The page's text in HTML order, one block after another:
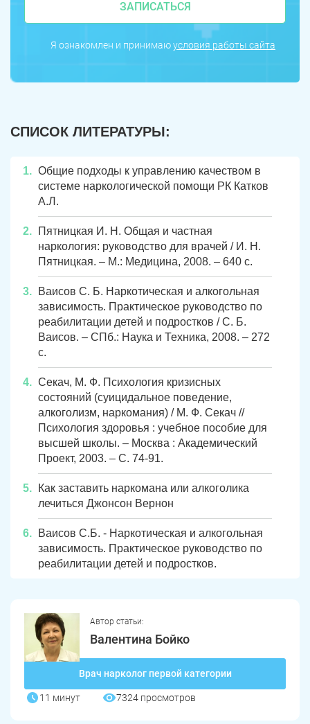
ЗАПИСАТЬСЯ
Я ознакомлен и принимаюусловия работы сайта
СПИСОК ЛИТЕРАТУРЫ:
Общие подходы к управлению качеством в
системе наркологической помощи РК Катков
А.Л.
Пятницкая И. Н. Общая и частная
наркология: руководство для врачей / И. Н.
Пятницкая. – М.: Медицина, 2008. – 640 с.
Ваисов С. Б. Наркотическая и алкогольная
зависимость. Практическое руководство по
реабилитации детей и подростков / С. Б.
Ваисов. – СПб.: Наука и Техника, 2008. – 272
с.
Секач, М. Ф. Психология кризисных
состояний (суицидальное поведение,
алкоголизм, наркомания) / М. Ф. Секач //
Психология здоровья : учебное пособие для
высшей школы. – Москва : Академический
Проект, 2003. – С. 74-91.
Как заставить наркомана или алкоголика
лечиться Джонсон Вернон
Ваисов С.Б. - Наркотическая и алкогольная
зависимость. Практическое руководство по
реабилитации детей и подростков.
Автор статьи:
Валентина Бойко
Врач нарколог первой категории
11 минут 7324 просмотров
Я ознакомлен и принимаюусловия работы сайта
Усть-Катав Верхний Уфалей
Коркино Кыштым
Южноуральск Сатка
Троицк Озерск
Копейск Миасс
Златоуст Магнитогорск